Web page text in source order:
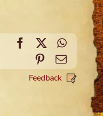
Facebook
Pinterest
Email
Feedback